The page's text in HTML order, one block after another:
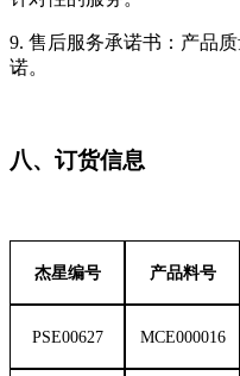
9. 售后服务承诺书：产品
诺。
八、订货信息
杰星编号 产品料号
PSE00627 MCE000016